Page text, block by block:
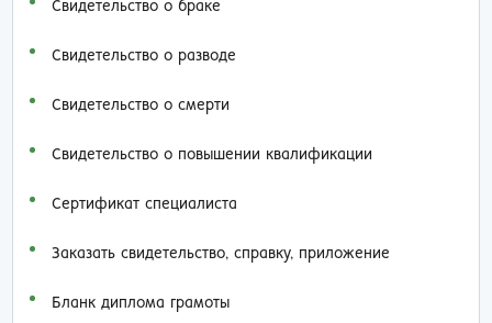
Свидетельство о браке
Свидетельство о разводе
Свидетельство о смерти
Свидетельство о повышении квалификации
Сертификат специалиста
Заказать cвидетельство, справку, приложение
Бланк диплома грамоты